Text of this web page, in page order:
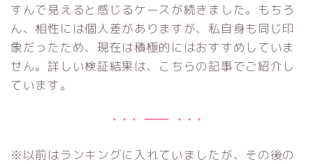
すんで見えると感じるケースが続きました。もちろ
ん、相性には個人差がありますが、私自身も同じ印
象だったため、現在は積極的にはおすすめしていま
せん。詳しい検証結果は、こちらの記事でご紹介し
ています。
※以前はランキングに入れていましたが、その後の